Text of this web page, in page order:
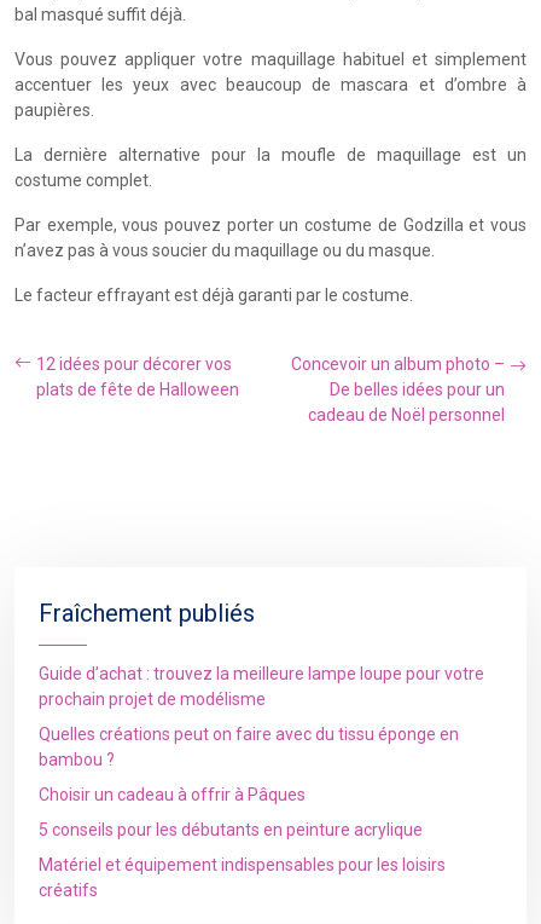
bal masqué suffit déjà.
Vous pouvez appliquer votre maquillage habituel et simplement
accentuer les yeux avec beaucoup de mascara et d’ombre à
paupières.
La dernière alternative pour la moufle de maquillage est un
costume complet.
Par exemple, vous pouvez porter un costume de Godzilla et vous
n’avez pas à vous soucier du maquillage ou du masque.
Le facteur effrayant est déjà garanti par le costume.
12 idées pour décorer vos
plats de fête de Halloween
Concevoir un album photo –
De belles idées pour un
cadeau de Noël personnel
Fraîchement publiés
Guide d’achat : trouvez la meilleure lampe loupe pour votre
prochain projet de modélisme
Quelles créations peut on faire avec du tissu éponge en
bambou ?
Choisir un cadeau à offrir à Pâques
5 conseils pour les débutants en peinture acrylique
Matériel et équipement indispensables pour les loisirs
créatifs